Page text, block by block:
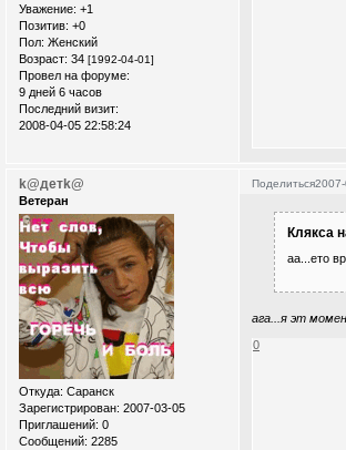
Уважение: +1
Позитив: +0
Пол: Женский
Возраст: 34 [1992-04-01]
Провел на форуме:
9 дней 6 часов
Последний визит:
2008-04-05 22:58:24
Поделиться
k@детk@
Ветеран
Откуда: Саранск
Зарегистрирован: 2007-03-05
Приглашений: 0
Сообщений: 2285
Клякса
аа...ето
ага...я эт
0